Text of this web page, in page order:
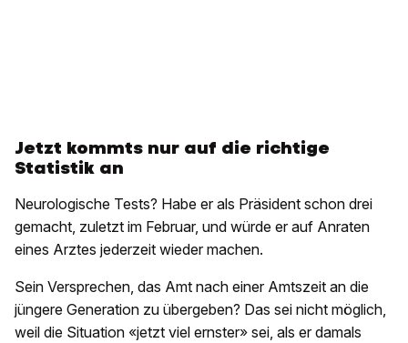
Jetzt kommts nur auf die richtige
Statistik an
Neurologische Tests? Habe er als Präsident schon drei
gemacht, zuletzt im Februar, und würde er auf Anraten
eines Arztes jederzeit wieder machen.
Sein Versprechen, das Amt nach einer Amtszeit an die
jüngere Generation zu übergeben? Das sei nicht möglich,
weil die Situation «jetzt viel ernster» sei, als er damals